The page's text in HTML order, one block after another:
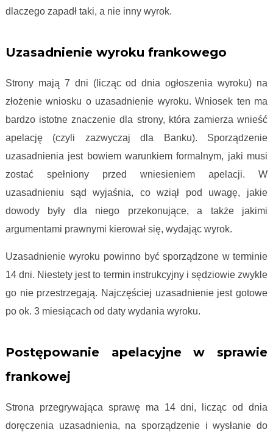
dlaczego zapadł taki, a nie inny wyrok.
Uzasadnienie wyroku frankowego
Strony mają 7 dni (licząc od dnia ogłoszenia wyroku) na
złożenie wniosku o uzasadnienie wyroku. Wniosek ten ma
bardzo istotne znaczenie dla strony, która zamierza wnieść
apelację (czyli zazwyczaj dla Banku). Sporządzenie
uzasadnienia jest bowiem warunkiem formalnym, jaki musi
zostać spełniony przed wniesieniem apelacji. W
uzasadnieniu sąd wyjaśnia, co wziął pod uwagę, jakie
dowody były dla niego przekonujące, a także jakimi
argumentami prawnymi kierował się, wydając wyrok.
Uzasadnienie wyroku powinno być sporządzone w terminie
14 dni. Niestety jest to termin instrukcyjny i sędziowie zwykle
go nie przestrzegają. Najczęściej uzasadnienie jest gotowe
po ok. 3 miesiącach od daty wydania wyroku.
Postępowanie apelacyjne w sprawie
frankowej
Strona przegrywająca sprawę ma 14 dni, licząc od dnia
doręczenia uzasadnienia, na sporządzenie i wysłanie do